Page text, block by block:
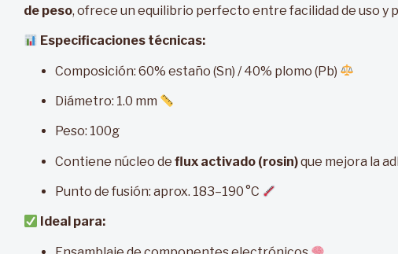
de peso, ofrece un equilibrio perfecto entre facilidad de uso
Especificaciones técnicas:
Composición: 60% estaño (Sn) / 40% plomo (Pb)
Diámetro: 1.0 mm
Peso: 100g
Contiene núcleo de flux activado (rosin)que mejora la
Punto de fusión: aprox. 183–190 °C
Ideal para: